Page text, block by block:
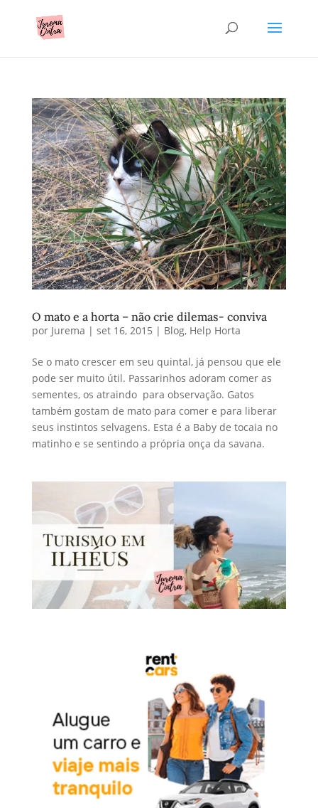
O mato e a horta – não crie dilemas- conviva
por Jurema | set 16, 2015 | Blog, Help Horta
Se o mato crescer em seu quintal, já pensou que ele
pode ser muito útil. Passarinhos adoram comer as
sementes, os atraindo para observação. Gatos
também gostam de mato para comer e para liberar
seus instintos selvagens. Esta é a Baby de tocaia no
matinho e se sentindo a própria onça da savana.